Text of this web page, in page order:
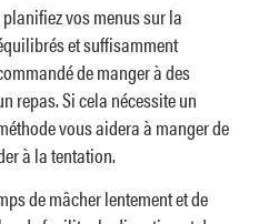
vos menus sur la
et suffisamment
de manger à des
repas. Si cela nécessite un
vous aidera à manger de
à la tentation.
de mâcher lentement et de